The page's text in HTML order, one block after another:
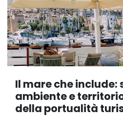
Il mare che include:
ambiente e
della portualità